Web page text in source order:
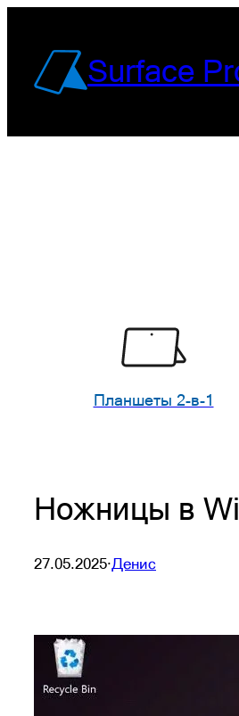
содержимомуSurface
Планшеты 2-в-1
Ножницы в
27.05.2025·Денис